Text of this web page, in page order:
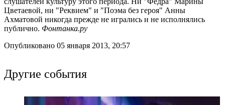
Цветаевой, ни "Реквием" и "Поэма без героя" Анны
Ахматовой никогда прежде не игрались и не исполнялись
публично. Фонтанка.ру
Опубликовано 05 января 2013, 20:57
Другие события